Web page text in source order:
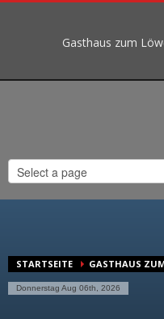
Gasthaus zum
STARTSEITE GASTHAUS
Donnerstag Aug 06th, 2026